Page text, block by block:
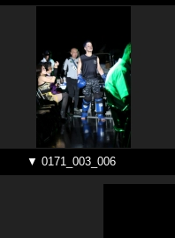
▼ 0171_003_006